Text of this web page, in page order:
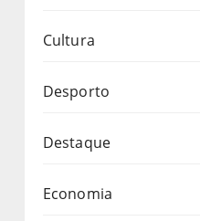
Cultura
Desporto
Destaque
Economia